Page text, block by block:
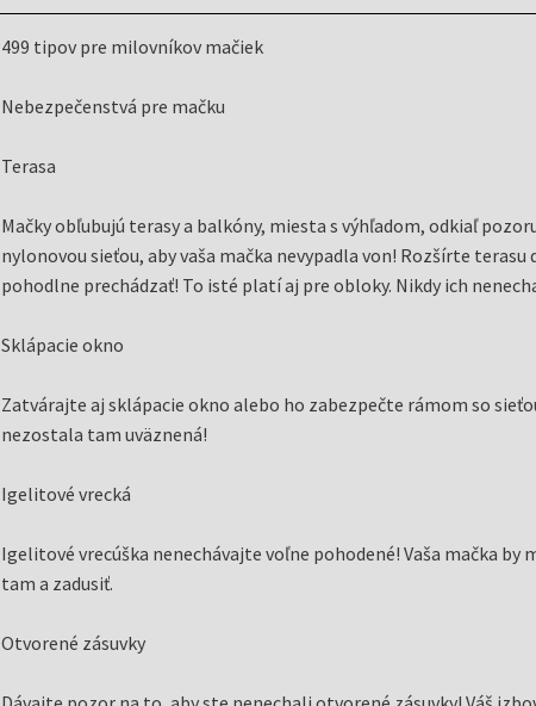
499 tipov pre milovníkov mačiek
Nebezpečenstvá pre mačku
Terasa
Mačky obľubujú terasy a balkóny, miesta s výhľadom, odkiaľ
nylonovou sieťou, aby vaša mačka nevypadla von! Rozšírte
pohodlne prechádzať! To isté platí aj pre obloky. Nikdy ich
Sklápacie okno
Zatvárajte aj sklápacie okno alebo ho zabezpečte rámom so
nezostala tam uväznená!
Igelitové vrecká
Igelitové vrecúška nenechávajte voľne pohodené! Vaša mačka
tam a zadusiť.
Otvorené zásuvky